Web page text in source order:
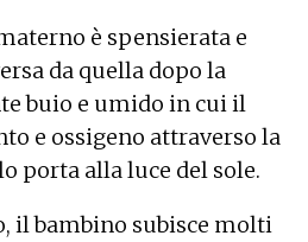
è spensierata e
da quella dopo la
buio e umido in cui il
e ossigeno attraverso la
porta alla luce del sole.
il bambino subisce molti